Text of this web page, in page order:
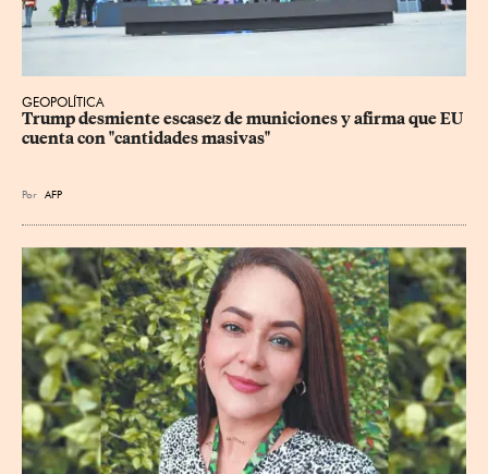
GEOPOLÍTICA
Trump desmiente escasez de municiones y afirma que EU
cuenta con "cantidades masivas"
Por AFP